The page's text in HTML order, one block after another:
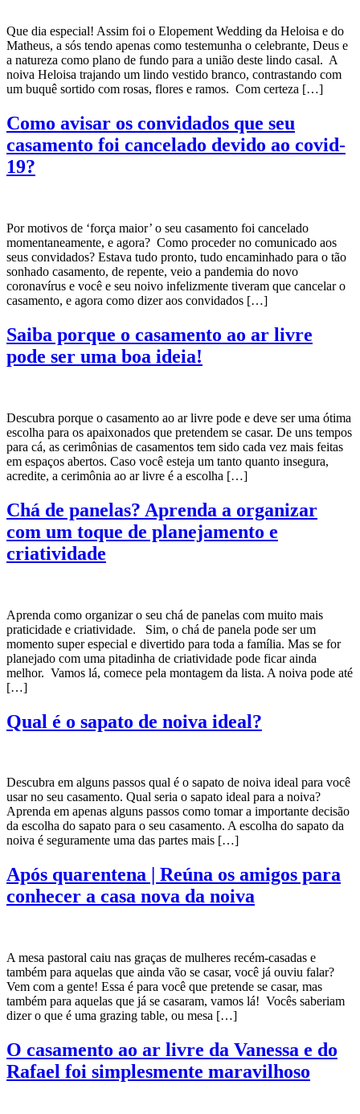
Que dia especial! Assim foi o Elopement Wedding da Heloisa e do
Matheus, a sós tendo apenas como testemunha o celebrante, Deus e
a natureza como plano de fundo para a união deste lindo casal. A
noiva Heloisa trajando um lindo vestido branco, contrastando com
um buquê sortido com rosas, flores e ramos. Com certeza […]
Como avisar os convidados que seu
casamento foi cancelado devido ao covid-
19?
Por motivos de ‘força maior’ o seu casamento foi cancelado
momentaneamente, e agora? Como proceder no comunicado aos
seus convidados? Estava tudo pronto, tudo encaminhado para o tão
sonhado casamento, de repente, veio a pandemia do novo
coronavírus e você e seu noivo infelizmente tiveram que cancelar o
casamento, e agora como dizer aos convidados […]
Saiba porque o casamento ao ar livre
pode ser uma boa ideia!
Descubra porque o casamento ao ar livre pode e deve ser uma ótima
escolha para os apaixonados que pretendem se casar. De uns tempos
para cá, as cerimônias de casamentos tem sido cada vez mais feitas
em espaços abertos. Caso você esteja um tanto quanto insegura,
acredite, a cerimônia ao ar livre é a escolha […]
Chá de panelas? Aprenda a organizar
com um toque de planejamento e
criatividade
Aprenda como organizar o seu chá de panelas com muito mais
praticidade e criatividade. Sim, o chá de panela pode ser um
momento super especial e divertido para toda a família. Mas se for
planejado com uma pitadinha de criatividade pode ficar ainda
melhor. Vamos lá, comece pela montagem da lista. A noiva pode até
[…]
Qual é o sapato de noiva ideal?
Descubra em alguns passos qual é o sapato de noiva ideal para você
usar no seu casamento. Qual seria o sapato ideal para a noiva?
Aprenda em apenas alguns passos como tomar a importante decisão
da escolha do sapato para o seu casamento. A escolha do sapato da
noiva é seguramente uma das partes mais […]
Após quarentena | Reúna os amigos para
conhecer a casa nova da noiva
A mesa pastoral caiu nas graças de mulheres recém-casadas e
também para aquelas que ainda vão se casar, você já ouviu falar?
Vem com a gente! Essa é para você que pretende se casar, mas
também para aquelas que já se casaram, vamos lá! Vocês saberiam
dizer o que é uma grazing table, ou mesa […]
O casamento ao ar livre da Vanessa e do
Rafael foi simplesmente maravilhoso